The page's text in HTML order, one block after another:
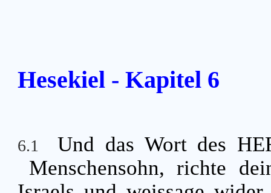
Hesekiel - Kapitel 6
6.1
Und das Wort des
Menschensohn, richte